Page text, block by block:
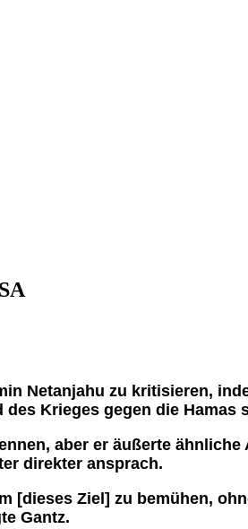
Netanjahu zu kritisieren,
Krieges gegen die Hamas
aber er äußerte
direkter ansprach.
[dieses Ziel] zu bemühen,
Gantz.